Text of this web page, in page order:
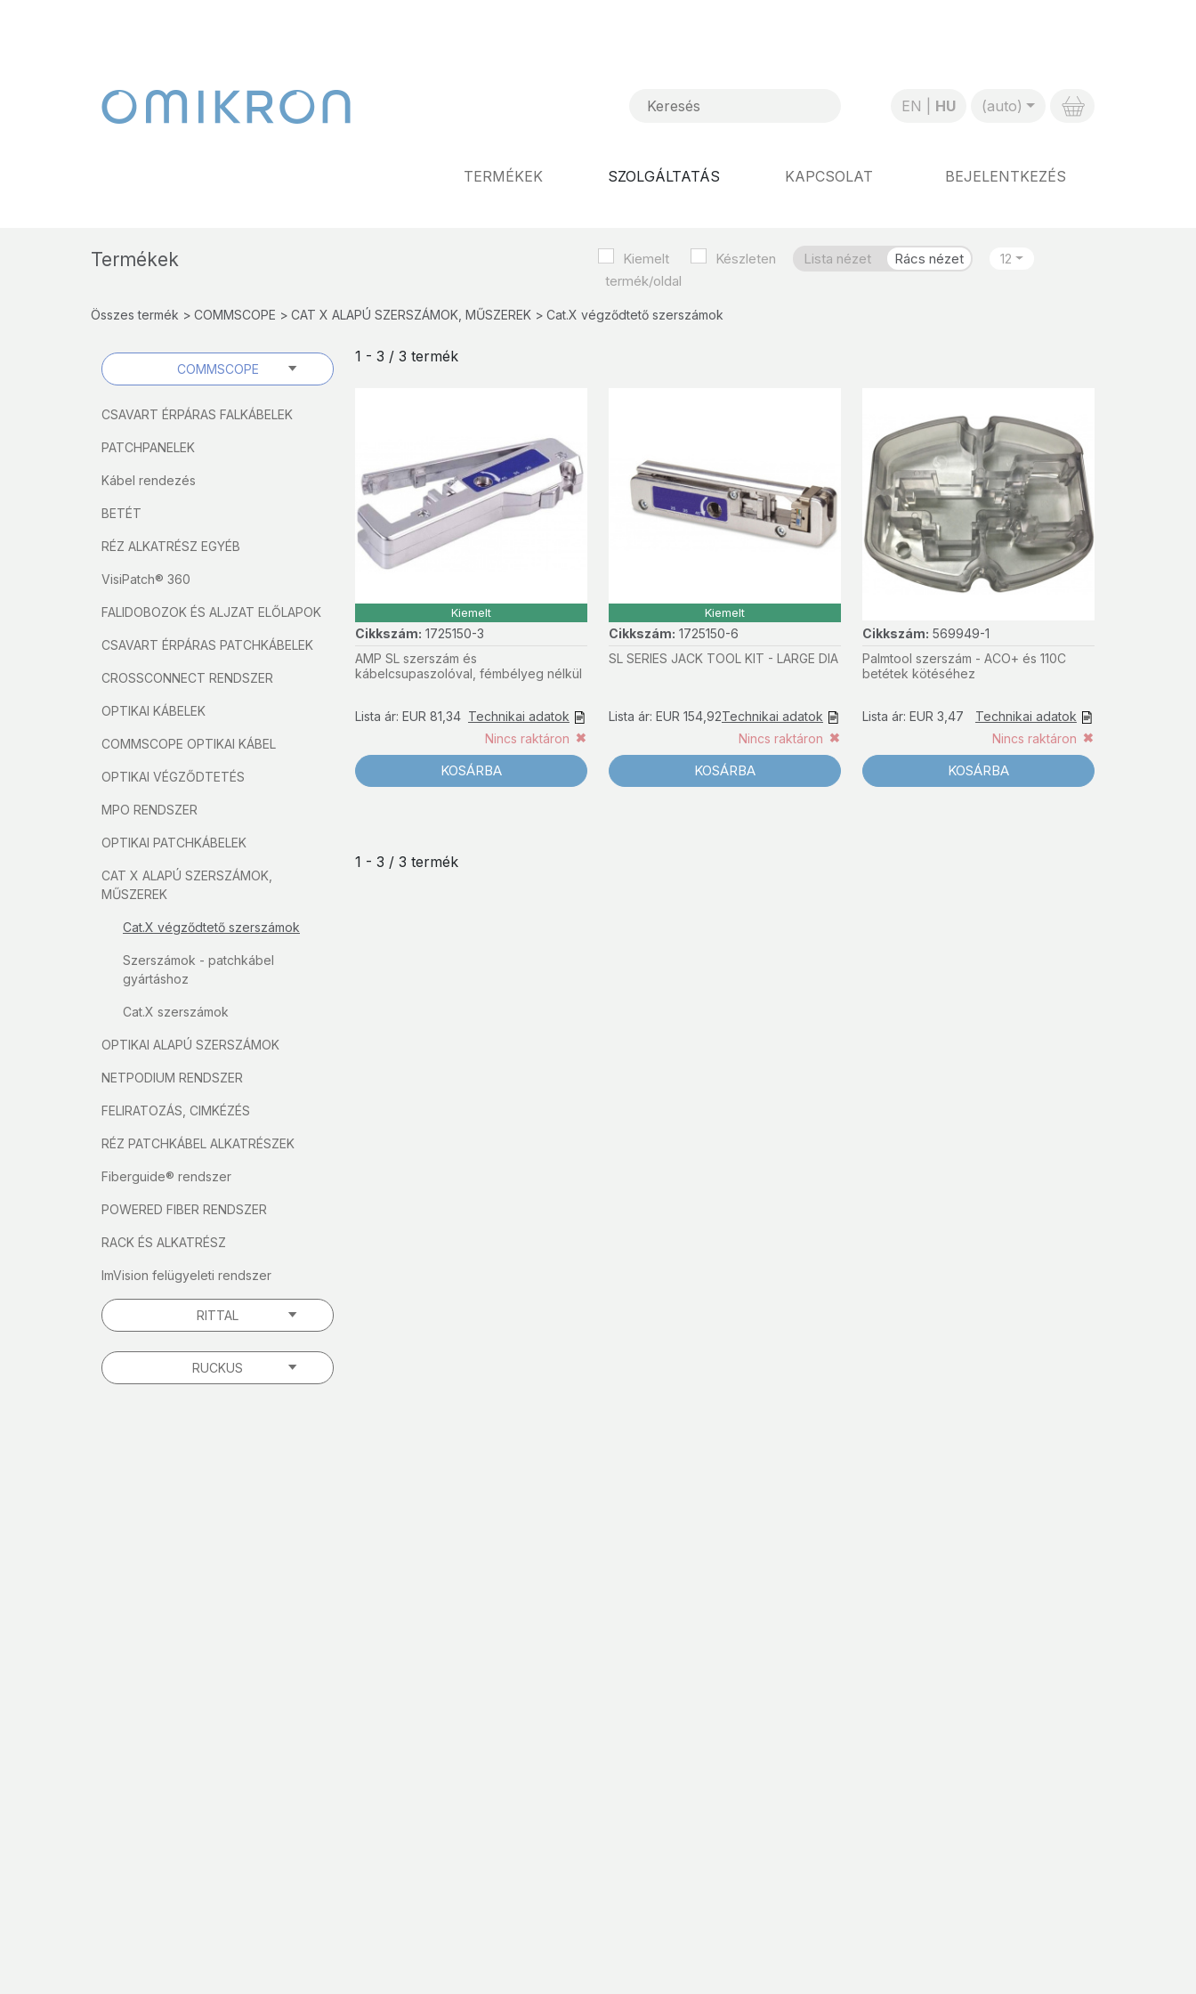
EN HU (auto)
TERMÉKEK SZOLGÁLTATÁS KAPCSOLAT BEJELENTKEZÉS
Termékek Kiemelt Készleten Lista nézet Rács nézet 12
Összes termék COMMSCOPE CAT X ALAPÚ SZERSZÁMOK, MŰSZEREK Cat.X végződtető szerszámok
COMMSCOPE
CSAVART ÉRPÁRAS FALKÁBELEK
PATCHPANELEK
Kábel rendezés
BETÉT
RÉZ ALKATRÉSZ EGYÉB
VisiPatch® 360
FALIDOBOZOK ÉS ALJZAT ELŐLAPOK
CSAVART ÉRPÁRAS PATCHKÁBELEK
CROSSCONNECT RENDSZER
OPTIKAI KÁBELEK
COMMSCOPE OPTIKAI KÁBEL
OPTIKAI VÉGZŐDTETÉS
MPO RENDSZER
OPTIKAI PATCHKÁBELEK
CAT X ALAPÚ SZERSZÁMOK,
MŰSZEREK
Cat.X végződtető szerszámok
Szerszámok - patchkábel
gyártáshoz
Cat.X szerszámok
OPTIKAI ALAPÚ SZERSZÁMOK
NETPODIUM RENDSZER
FELIRATOZÁS, CIMKÉZÉS
RÉZ PATCHKÁBEL ALKATRÉSZEK
Fiberguide® rendszer
POWERED FIBER RENDSZER
RACK ÉS ALKATRÉSZ
ImVision felügyeleti rendszer
RITTAL
RUCKUS
1 - 3 / 3 termék
Kiemelt
Cikkszám: 1725150-3
AMP SL szerszám és
kábelcsupaszolóval, fémbélyeg nélkül
Technikai adatok
Lista ár: EUR 81,34
Nincs raktáron
KOSÁRBA
Kiemelt
Cikkszám: 1725150-6
SL SERIES JACK TOOL KIT - LARGE DIA
Technikai adatok
Lista ár: EUR 154,92
Nincs raktáron
KOSÁRBA
Cikkszám: 569949-1
Palmtool szerszám - ACO+ és 110C
betétek kötéséhez
Technikai adatok
Lista ár: EUR 3,47
Nincs raktáron
KOSÁRBA
1 - 3 / 3 termék